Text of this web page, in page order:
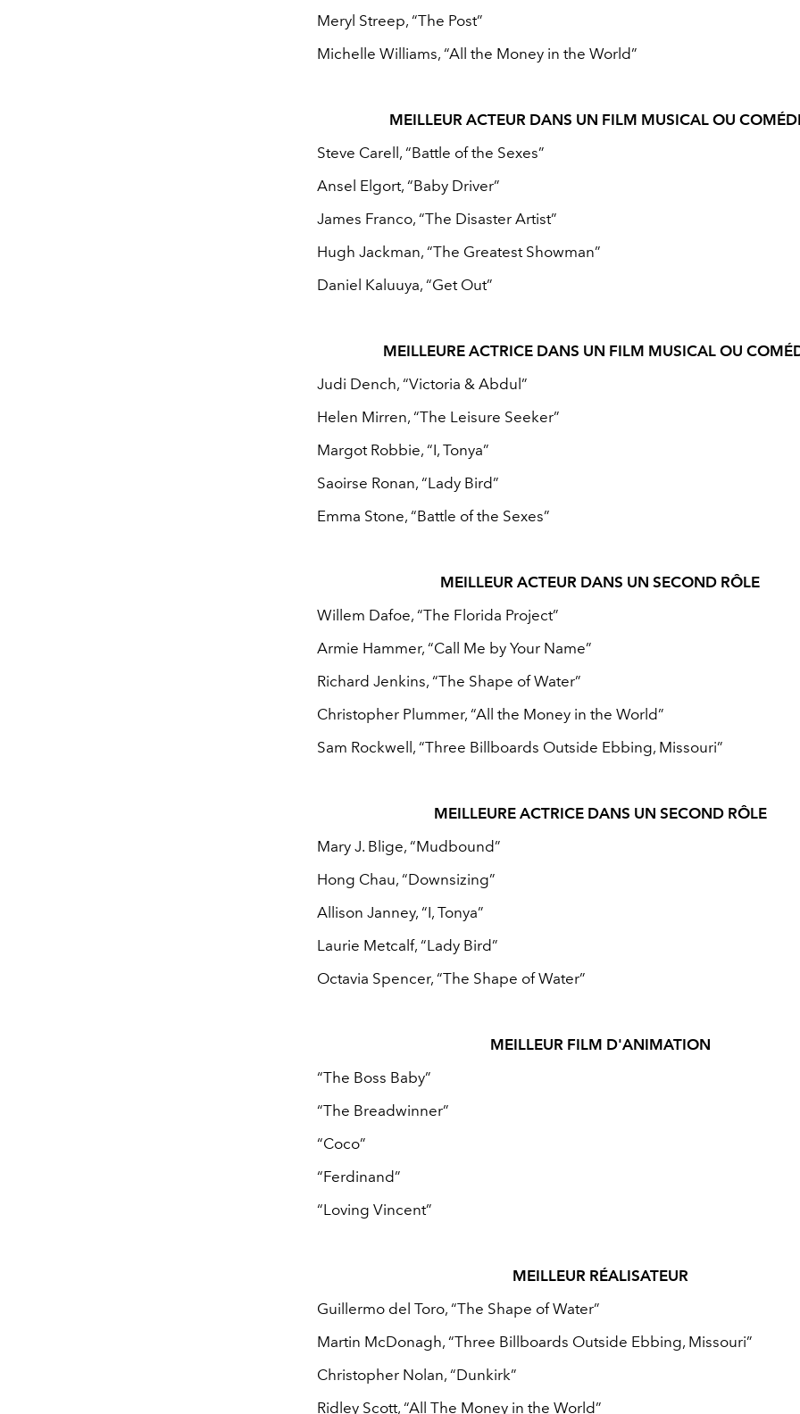
Meryl Streep, “The Post”
Michelle Williams, “All the Money in the World”
MEILLEUR ACTEUR DANS UN FILM MUSICAL OU
Steve Carell, “Battle of the Sexes”
Ansel Elgort, “Baby Driver”
James Franco, “The Disaster Artist”
Hugh Jackman, “The Greatest Showman”
Daniel Kaluuya, “Get Out”
MEILLEURE ACTRICE DANS UN FILM MUSICAL OU
Judi Dench, “Victoria & Abdul”
Helen Mirren, “The Leisure Seeker”
Margot Robbie, “I, Tonya”
Saoirse Ronan, “Lady Bird”
Emma Stone, “Battle of the Sexes”
MEILLEUR ACTEUR DANS UN SECOND RÔLE
Willem Dafoe, “The Florida Project”
Armie Hammer, “Call Me by Your Name”
Richard Jenkins, “The Shape of Water”
Christopher Plummer, “All the Money in the World”
Sam Rockwell, “Three Billboards Outside Ebbing, Missouri”
MEILLEURE ACTRICE DANS UN SECOND RÔLE
Mary J. Blige, “Mudbound”
Hong Chau, “Downsizing”
Allison Janney, “I, Tonya”
Laurie Metcalf, “Lady Bird”
Octavia Spencer, “The Shape of Water”
MEILLEUR FILM D'ANIMATION
“The Boss Baby”
“The Breadwinner”
“Coco”
“Ferdinand”
“Loving Vincent”
MEILLEUR RÉALISATEUR
Guillermo del Toro, “The Shape of Water”
Martin McDonagh, “Three Billboards Outside Ebbing, Missouri”
Christopher Nolan, “Dunkirk”
Ridley Scott, “All The Money in the World”